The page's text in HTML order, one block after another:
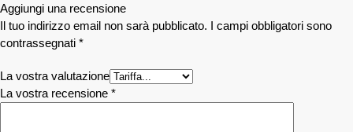
Aggiungi una recensione
Il tuo indirizzo email non sarà pubblicato. I campi obbligatori sono
contrassegnati *
La vostra valutazione
La vostra recensione *